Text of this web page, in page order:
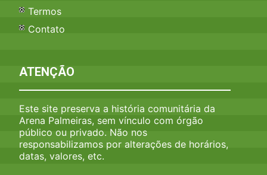
Termos
Contato
ATENÇÃO
Este site preserva a história comunitária da
Arena Palmeiras, sem vínculo com órgão
público ou privado. Não nos
responsabilizamos por alterações de horários,
datas, valores, etc.